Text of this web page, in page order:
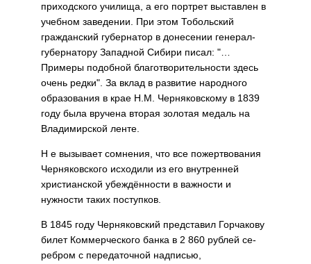
приходского училища, а его портрет выставлен в
учебном заведении. При этом Тобольский
гражданский губернатор в донесе­нии генерал-
губернатору Западной Сибири писал: "…
Примеры по­добной благотворительности здесь
очень редки". За вклад в развитие народного
образования в крае Н.М. Черняковскому в 1839
году была вручена вторая золотая ме­даль на
Владимирской ленте.
Н е вызывает сомнения, что все пожертвования
Черняков­ского исходили из его внутренней
христианской убеждённости в важ­ности и
нужности таких поступков.
В 1845 году Черняковский пред­ставил Горчакову
билет Коммер­ческого банка в 2 860 рублей се­
ребром с передаточной надписью,